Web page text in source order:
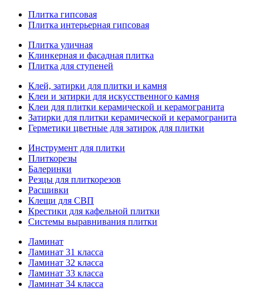
Плитка гипсовая
Плитка интерьерная гипсовая
Плитка уличная
Клинкерная и фасадная плитка
Плитка для ступеней
Клей, затирки для плитки и камня
Клеи и затирки для искусственного камня
Клеи для плитки керамической и керамогранита
Затирки для плитки керамической и керамогранита
Герметики цветные для затирок для плитки
Инструмент для плитки
Плиткорезы
Балеринки
Резцы для плиткорезов
Расшивки
Клещи для СВП
Крестики для кафельной плитки
Системы выравнивания плитки
Ламинат
Ламинат 31 класса
Ламинат 32 класса
Ламинат 33 класса
Ламинат 34 класса